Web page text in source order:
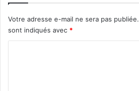
Votre adresse e-mail ne sera pas publiée.
sont indiqués avec *